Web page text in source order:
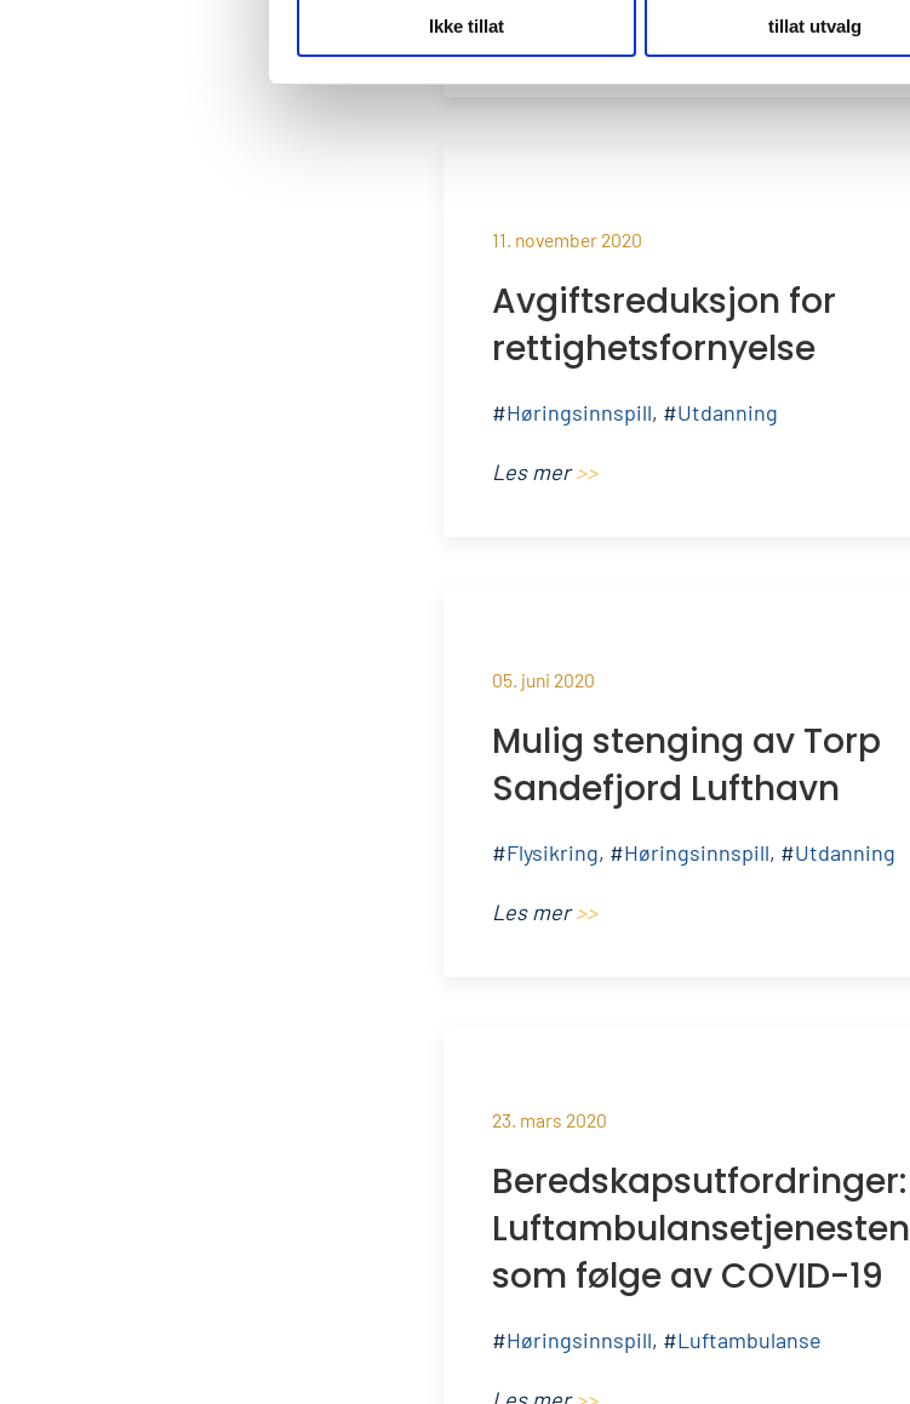
Ikke tillat tillat utvalg
Les mer
11. november 2020
Avgiftsreduksjon for
rettighetsfornyelse
#Høringsinnspill, #Utdanning
Les mer>>
05. juni 2020
Mulig stenging av Torp
Sandefjord Lufthavn
#Flysikring, #Høringsinnspill, #Utdanning
Les mer>>
23. mars 2020
Beredskapsutfordringer:
Luftambulansetjenesten
som følge av COVID-19
#Høringsinnspill, #Luftambulanse